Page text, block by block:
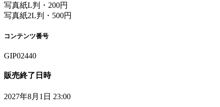
写真紙L判・200円
写真紙2L判・500円
コンテンツ番号
GIP02440
販売終了日時
2027年8月1日 23:00